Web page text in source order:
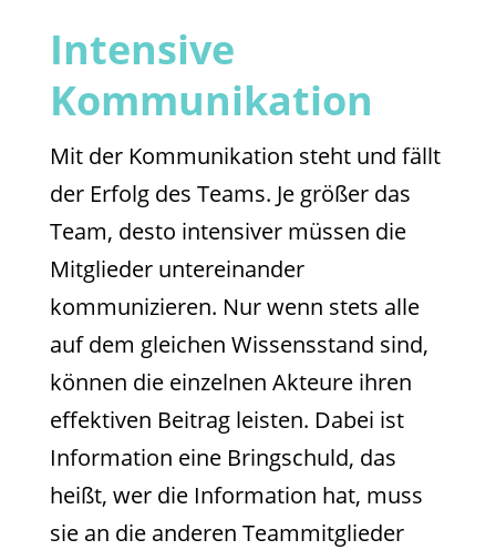
Intensive
Kommunikation
Mit der Kommunikation steht und fällt
der Erfolg des Teams. Je größer das
Team, desto intensiver müssen die
Mitglieder untereinander
kommunizieren. Nur wenn stets alle
auf dem gleichen Wissensstand sind,
können die einzelnen Akteure ihren
effektiven Beitrag leisten. Dabei ist
Information eine Bringschuld, das
heißt, wer die Information hat, muss
sie an die anderen Teammitglieder